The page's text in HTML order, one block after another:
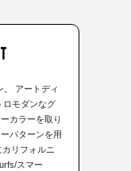
。 アートディ
ロモダンなグ
カラーを取り
パターンを用
リフォルニ
スマー